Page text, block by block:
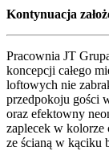
Kontynuacja
Pracownia JT
koncepcji całego
loftowych nie
przedpokoju gości
oraz efektowny
zaplecek w kolorze
ze ścianą w kąciku